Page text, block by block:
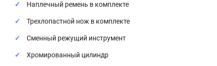
Наплечный ремень в комплекте
Трехлопастной нож в комплекте
Сменный режущий инструмент
Хромированный цилиндр